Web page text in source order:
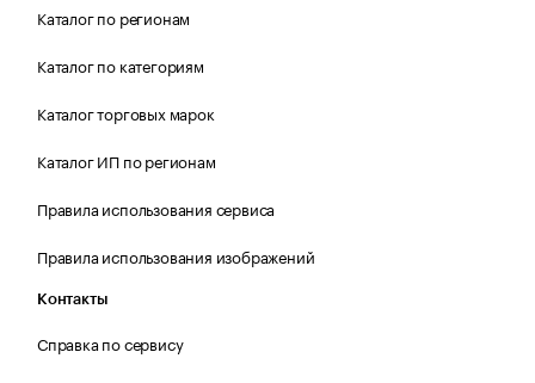
Каталог по регионам
Каталог по категориям
Каталог торговых марок
Каталог ИП по регионам
Правила использования сервиса
Правила использования изображений
Контакты
Справка по сервису